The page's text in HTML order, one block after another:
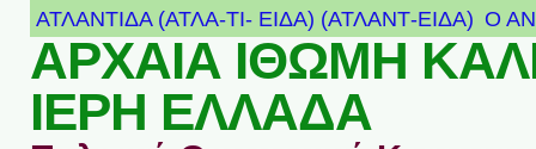
ΑΤΛΑΝΤΊΔΑ (ΑΤΛΑ-ΤΙ- ΕΙΔΑ) (ΑΤΛΑΝΤ-ΕΙΔΑ) Ο
ΑΡΧΑΙΑ ΙΘΩΜΗ
ΙΕΡΗ ΕΛΛΑΔΑ